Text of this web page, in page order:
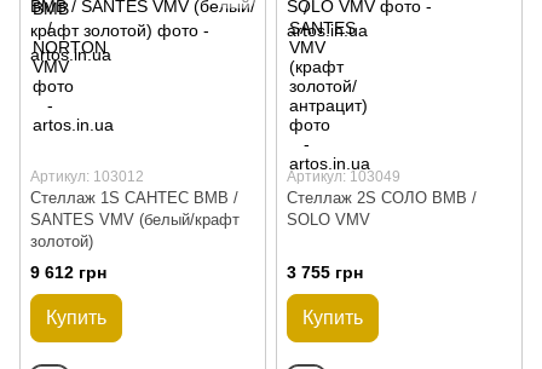
Артикул: 103012
Стеллаж 1S САНТЕС ВМВ /
SANTES VMV (белый/крафт
золотой)
9 612 грн
Купить
Артикул: 103049
Стеллаж 2S СОЛО ВМВ /
SOLO VMV
3 755 грн
Купить